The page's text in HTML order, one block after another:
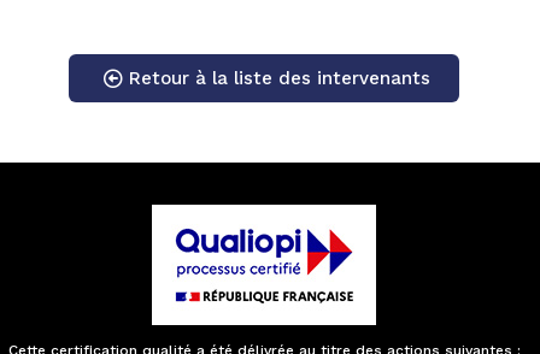
Retour à la liste des intervenants
Cette certification qualité a été délivrée au titre des actions suivantes :